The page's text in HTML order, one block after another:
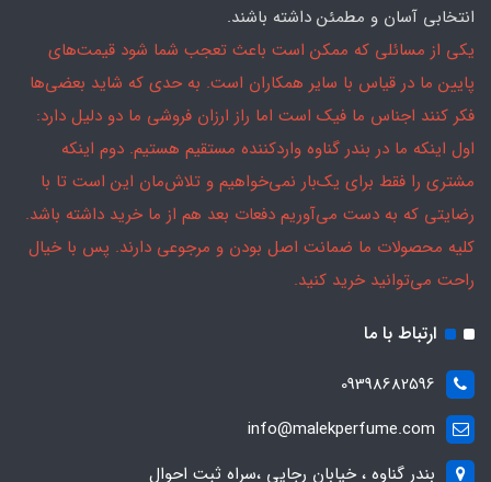
انتخابی آسان و مطمئن داشته باشند.
یکی از مسائلی که ممکن است باعث تعجب شما شود قیمت‌های
پایین ما در قیاس با سایر همکاران است. به حدی که شاید بعضی‌ها
فکر کنند اجناس ما فیک است اما راز ارزان فروشی ما دو دلیل دارد:
اول اینکه ما در بندر گناوه واردکننده مستقیم هستیم. دوم اینکه
مشتری را فقط برای یک‌بار نمی‌خواهیم و تلاش‌مان این است تا با
رضایتی که به دست می‌آوریم دفعات بعد هم از ما خرید داشته باشد.
کلیه محصولات ما ضمانت اصل بودن و مرجوعی دارند. پس با خیال
راحت می‌توانید خرید کنید.
ارتباط با ما
09398682596
info@malekperfume.com
بندر گناوه ، خیابان رجایی ،سراه ثبت احوال